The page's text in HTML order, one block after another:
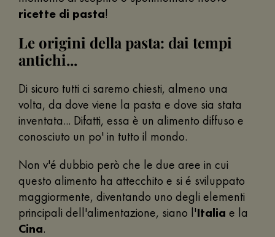
ricette di pasta!
Le origini della pasta: dai tempi
antichi...
Di sicuro tutti ci saremo chiesti, almeno una
volta, da dove viene la pasta e dove sia stata
inventata... Difatti, essa è un alimento diffuso e
conosciuto un po' in tutto il mondo.
Non v'é dubbio però che le due aree in cui
questo alimento ha attecchito e si é sviluppato
maggiormente, diventando uno degli elementi
principali dell'alimentazione, siano l'Italia e la
Cina.